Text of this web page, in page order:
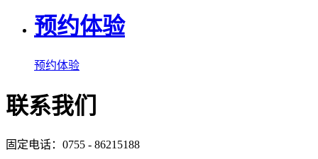
预约体验
预约体验
联系我们
固定电话：0755 - 86215188